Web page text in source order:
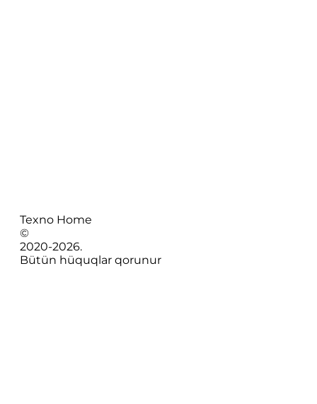
Texno Home
©
2020-2026.
Bütün hüquqlar qorunur